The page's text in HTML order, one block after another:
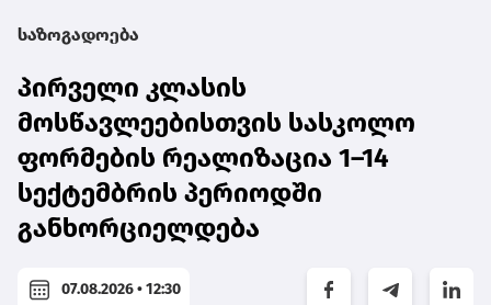
საზოგადოება
პირველი კლასის
მოსწავლეებისთვის სასკოლო
ფორმების რეალიზაცია 1–14
სექტემბრის პერიოდში
განხორციელდება
07.08.2026 • 12:30